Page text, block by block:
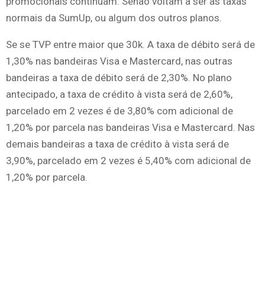
normais da SumUp, ou algum dos outros planos.
Se se TVP entre maior que 30k. A taxa de débito será de
1,30% nas bandeiras Visa e Mastercard, nas outras
bandeiras a taxa de débito será de 2,30%. No plano
antecipado, a taxa de crédito à vista será de 2,60%,
parcelado em 2 vezes é de 3,80% com adicional de
1,20% por parcela nas bandeiras Visa e Mastercard. Nas
demais bandeiras a taxa de crédito à vista será de
3,90%, parcelado em 2 vezes é 5,40% com adicional de
1,20% por parcela.